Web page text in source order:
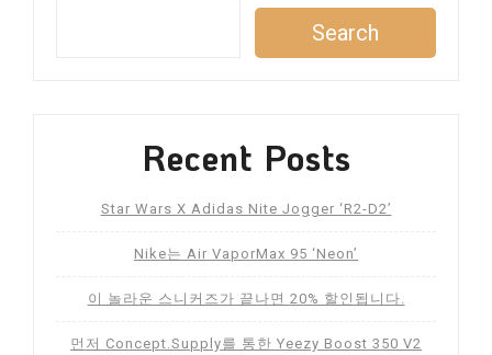
Search
Recent Posts
Star Wars X Adidas Nite Jogger ‘R2-D2’
Nike는 Air VaporMax 95 ‘Neon’
이 놀라운 스니커즈가 끝나면 20% 할인됩니다.
먼저 Concept.Supply를 통한 Yeezy Boost 350 V2